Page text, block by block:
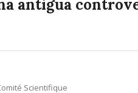
antigua
Scientifique